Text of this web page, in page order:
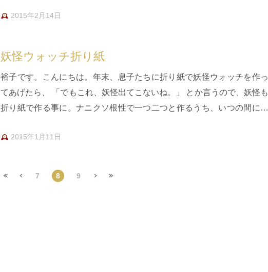
2015年2月14日
妖怪ウォッチ折り紙
裕子です。こんにちは。年末、息子たちに折り紙で妖怪ウォッチを作っ
てあげたら、 「でもこれ、妖怪出てこないね。」 とか言うので、妖怪も
折り紙で作る事に。ナニクソ根性で一つ二つと作るうち、いつの間にか
2015年1月11日
« 先頭7 8 9